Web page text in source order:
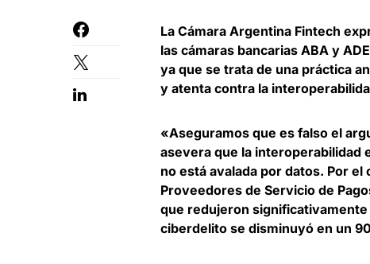
La Cámara Argentina Fintech
las cámaras bancarias ABA y
ya que se trata de una práctica
y atenta contra la
«Aseguramos que es falso el
asevera que la interoperabilidad
no está avalada por datos. Por
Proveedores de Servicio de
que redujeron
ciberdelito se disminuyó en un